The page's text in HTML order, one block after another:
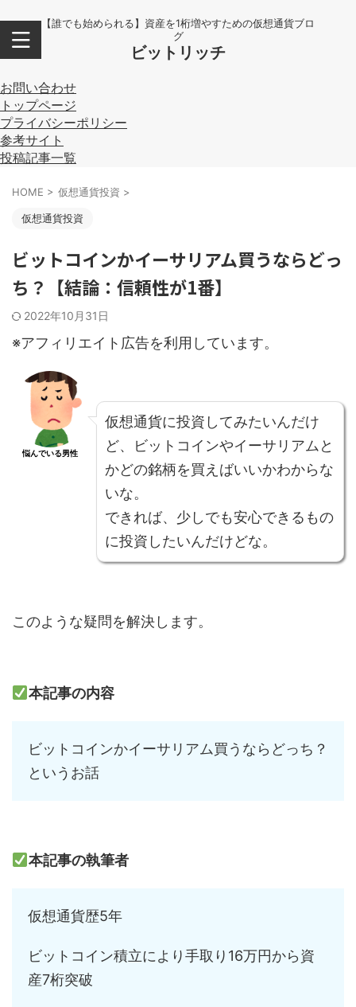
【誰でも始められる】資産を1桁増やすための仮想通貨ブロ
グ
ビットリッチ
お問い合わせ
トップページ
プライバシーポリシー
参考サイト
投稿記事一覧
HOME > 仮想通貨投資 >
仮想通貨投資
ビットコインかイーサリアム買うならどっ
ち？【結論：信頼性が1番】
2022年10月31日
※アフィリエイト広告を利用しています。
悩んでいる男性
仮想通貨に投資してみたいんだけ
ど、ビットコインやイーサリアムと
かどの銘柄を買えばいいかわからな
いな。
できれば、少しでも安心できるもの
に投資したいんだけどな。
このような疑問を解決します。
本記事の内容
ビットコインかイーサリアム買うならどっち？
というお話
本記事の執筆者
仮想通貨歴5年
ビットコイン積立により手取り16万円から資
産7桁突破